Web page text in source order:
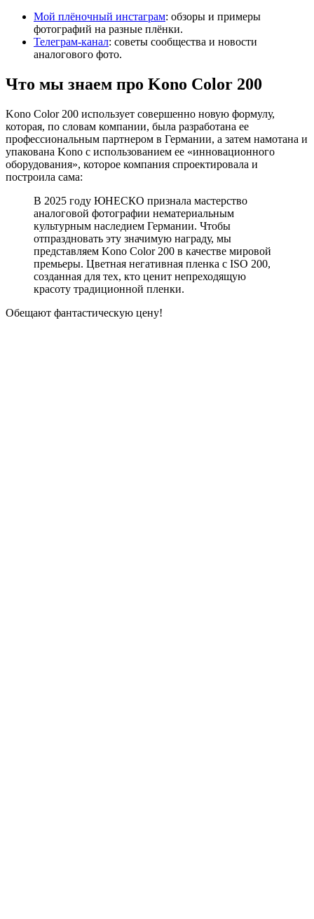
Мой плёночный инстаграм: обзоры и примеры
фотографий на разные плёнки.
Телеграм-канал: советы сообщества и новости
аналогового фото.
Что мы знаем про Kono Color 200
Kono Color 200 использует совершенно новую формулу,
которая, по словам компании, была разработана ее
профессиональным партнером в Германии, а затем намотана и
упакована Kono с использованием ее «инновационного
оборудования», которое компания спроектировала и
построила сама:
В 2025 году ЮНЕСКО признала мастерство
аналоговой фотографии нематериальным
культурным наследием Германии. Чтобы
отпраздновать эту значимую награду, мы
представляем Kono Color 200 в качестве мировой
премьеры. Цветная негативная пленка с ISO 200,
созданная для тех, кто ценит непреходящую
красоту традиционной пленки.
Обещают фантастическую цену!